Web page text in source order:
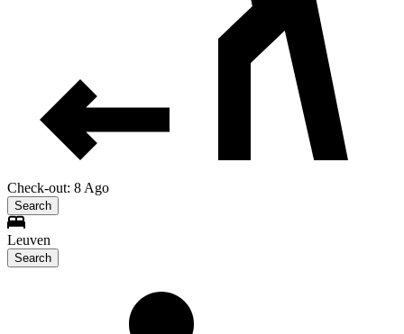
Check-out: 8 Ago
Search
Leuven
Search